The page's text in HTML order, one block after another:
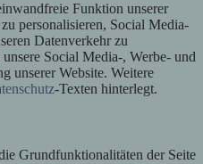
Funktion unserer
personalisieren, Social Media-
Datenverkehr zu
Social Media-, Werbe- und
unserer Website. Weitere
-Texten hinterlegt.
Grundfunktionalitäten der Seite